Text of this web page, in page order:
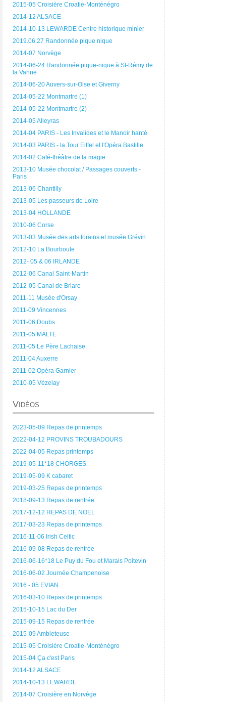
2015-05 Croisière Croatie-Monténégro
2014-12 ALSACE
2014-10-13 LEWARDE Centre historique minier
2019.06.27 Randonnée pique nique
2014-07 Norvège
2014-06-24 Randonnée pique-nique à St-Rémy de
la Vanne
2014-06-20 Auvers-sur-Oise et Giverny
2014-05-22 Montmartre (1)
2014-05-22 Montmartre (2)
2014-05 Alleyras
2014-04 PARIS - Les Invalides et le Manoir hanté
2014-03 PARIS - la Tour Eiffel et l'Opéra Bastille
2014-02 Café-théâtre de la magie
2013-10 Musée chocolat / Passages couverts -
Paris
2013-06 Chantilly
2013-05 Les passeurs de Loire
2013-04 HOLLANDE
2010-06 Corse
2013-03 Musée des arts forains et musée Grévin
2012-10 La Bourboule
2012- 05 & 06 IRLANDE
2012-06 Canal Saint-Martin
2012-05 Canal de Briare
2011-11 Musée d'Orsay
2011-09 Vincennes
2011-06 Doubs
2011-05 MALTE
2011-05 Le Père Lachaise
2011-04 Auxerre
2011-02 Opéra Garnier
2010-05 Vézelay
Vidéos
2023-05-09 Repas de printemps
2022-04-12 PROVINS TROUBADOURS
2022-04-05 Repas printemps
2019-05-11*18 CHORGES
2019-05-09 K cabaret
2019-03-25 Repas de printemps
2018-09-13 Repas de rentrée
2017-12-12 REPAS DE NOEL
2017-03-23 Repas de printemps
2016-11-06 Irish Celtic
2016-09-08 Repas de rentrée
2016-06-16*18 Le Puy du Fou et Marais Poitevin
2016-06-02 Journée Champenoise
2016 - 05 EVIAN
2016-03-10 Repas de printemps
2015-10-15 Lac du Der
2015-09-15 Repas de rentrée
2015-09 Ambleteuse
2015-05 Croisière Croatie-Monténégro
2015-04 Ça c'est Paris
2014-12 ALSACE
2014-10-13 LEWARDE
2014-07 Croisière en Norvège